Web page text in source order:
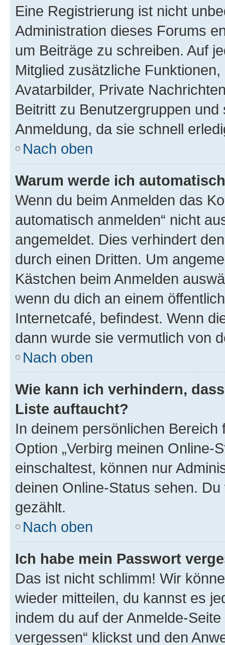
Eine Registrierung ist nicht
Administration dieses Forums
um Beiträge zu schreiben. Auf
Mitglied zusätzliche
Avatarbilder, Private
Beitritt zu Benutzergruppen
Anmeldung, da sie schnell
Nach oben
Warum werde ich
Wenn du beim Anmelden das
automatisch anmelden“ nicht
angemeldet. Dies verhindert
durch einen Dritten. Um
Kästchen beim Anmelden
wenn du dich an einem
Internetcafé, befindest. Wenn
dann wurde sie vermutlich von
Nach oben
Wie kann ich verhindern,
Liste auftaucht?
In deinem persönlichen
Option „Verbirg meinen Online-
einschaltest, können nur
deinen Online-Status sehen.
gezählt.
Nach oben
Ich habe mein Passwort
Das ist nicht schlimm! Wir
wieder mitteilen, du kannst es
indem du auf der Anmelde-
vergessen“ klickst und den